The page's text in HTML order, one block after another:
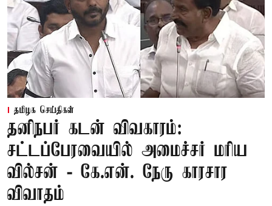
தமிழக செய்திகள்
தனிநபர் கடன் விவகாரம்:
சட்டப்பேரவையில் அமைச்சர் மரிய
வில்சன் - கே.என். நேரு காரசார
விவாதம்